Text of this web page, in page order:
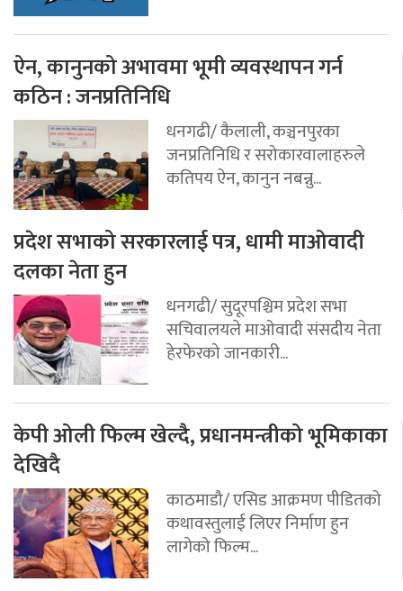
ऐन, कानुनको अभावमा भूमी व्यवस्थापन गर्न
कठिन : जनप्रतिनिधि
धनगढी/ कैलाली, कञ्चनपुरका
जनप्रतिनिधि र सरोकारवालाहरुले
कतिपय ऐन, कानुन नबन्नु...
प्रदेश सभाको सरकारलाई पत्र, धामी माओवादी
दलका नेता हुन
धनगढी/ सुदूरपश्चिम प्रदेश सभा
सचिवालयले माओवादी संसदीय नेता
हेरफेरको जानकारी...
केपी ओली फिल्म खेल्दै, प्रधानमन्त्रीको भूमिकाका
देखिदै
काठमाडौ/ एसिड आक्रमण पीडितको
कथावस्तुलाई लिएर निर्माण हुन
लागेको फिल्म...